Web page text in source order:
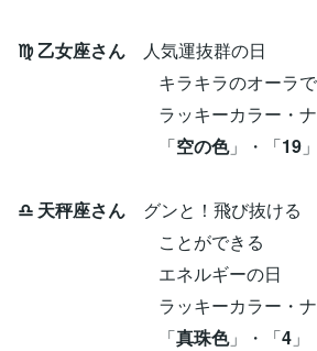
♍ 乙女座さん 人気運抜群の日
キラキラのオーラで
ラッキーカラー・ナン
「空の色」・「19 」
♎ 天秤座さん グンと！飛び抜ける
ことができる
エネルギーの日
ラッキーカラー・ナン
「真珠色」・「4 」